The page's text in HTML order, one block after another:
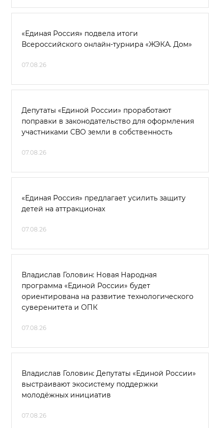
«Единая Россия» подвела итоги
Всероссийского онлайн-турнира «ЖЭКА. Дом»
07.08.26
Депутаты «Единой России» проработают
поправки в законодательство для оформления
участниками СВО земли в собственность
07.08.26
«Единая Россия» предлагает усилить защиту
детей на аттракционах
07.08.26
Владислав Головин: Новая Народная
программа «Единой России» будет
ориентирована на развитие технологического
суверенитета и ОПК
07.08.26
Владислав Головин: Депутаты «Единой России»
выстраивают экосистему поддержки
молодёжных инициатив
07.08.26